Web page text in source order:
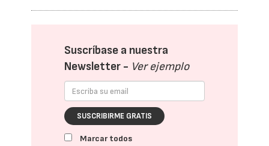
Suscríbase a nuestra
Newsletter - Ver ejemplo
SUSCRIBIRME GRATIS
Marcar todos